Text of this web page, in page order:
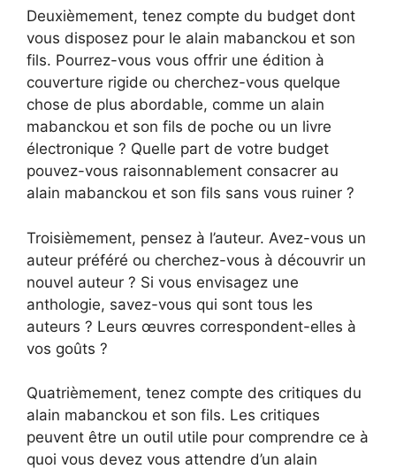
Deuxièmement, tenez compte du budget dont
vous disposez pour le alain mabanckou et son
fils. Pourrez-vous vous offrir une édition à
couverture rigide ou cherchez-vous quelque
chose de plus abordable, comme un alain
mabanckou et son fils de poche ou un livre
électronique ? Quelle part de votre budget
pouvez-vous raisonnablement consacrer au
alain mabanckou et son fils sans vous ruiner ?
Troisièmement, pensez à l’auteur. Avez-vous un
auteur préféré ou cherchez-vous à découvrir un
nouvel auteur ? Si vous envisagez une
anthologie, savez-vous qui sont tous les
auteurs ? Leurs œuvres correspondent-elles à
vos goûts ?
Quatrièmement, tenez compte des critiques du
alain mabanckou et son fils. Les critiques
peuvent être un outil utile pour comprendre ce à
quoi vous devez vous attendre d’un alain